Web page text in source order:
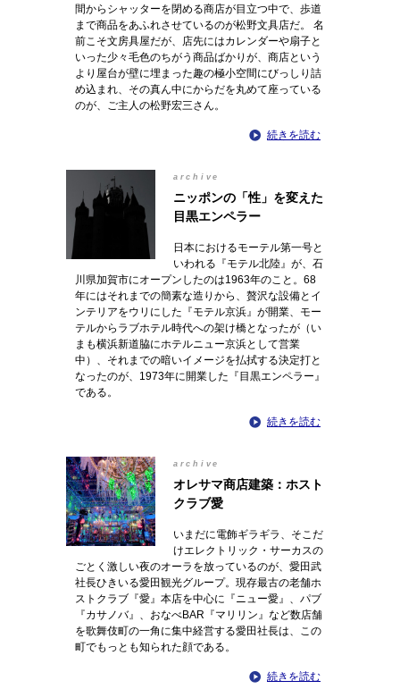
間からシャッターを閉める商店が目立つ中で、歩道
まで商品をあふれさせているのが松野文具店だ。 名
前こそ文房具屋だが、店先にはカレンダーや扇子と
いった少々毛色のちがう商品ばかりが、商店という
より屋台が壁に埋まった趣の極小空間にびっしり詰
め込まれ、その真ん中にからだを丸めて座っている
のが、ご主人の松野宏三さん。
続きを読む
archive
ニッポンの「性」を変えた
目黒エンペラー
日本におけるモーテル第一号と
いわれる『モテル北陸』が、石
川県加賀市にオープンしたのは1963年のこと。68
年にはそれまでの簡素な造りから、贅沢な設備とイ
ンテリアをウリにした『モテル京浜』が開業、モー
テルからラブホテル時代への架け橋となったが（い
まも横浜新道脇にホテルニュー京浜として営業
中）、それまでの暗いイメージを払拭する決定打と
なったのが、1973年に開業した『目黒エンペラー』
である。
続きを読む
archive
オレサマ商店建築：ホスト
クラブ愛
いまだに電飾ギラギラ、そこだ
けエレクトリック・サーカスの
ごとく激しい夜のオーラを放っているのが、愛田武
社長ひきいる愛田観光グループ。現存最古の老舗ホ
ストクラブ『愛』本店を中心に『ニュー愛』、パブ
『カサノバ』、おなべBAR『マリリン』など数店舗
を歌舞伎町の一角に集中経営する愛田社長は、この
町でもっとも知られた顔である。
続きを読む